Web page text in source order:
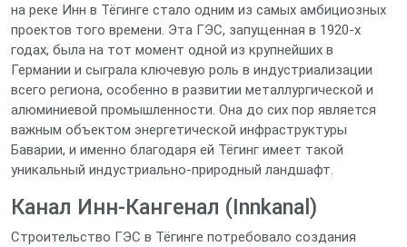
на реке Инн в Тёгинге стало одним из самых амбициозных
проектов того времени. Эта ГЭС, запущенная в 1920-х
годах, была на тот момент одной из крупнейших в
Германии и сыграла ключевую роль в индустриализации
всего региона, особенно в развитии металлургической и
алюминиевой промышленности. Она до сих пор является
важным объектом энергетической инфраструктуры
Баварии, и именно благодаря ей Тёгинг имеет такой
уникальный индустриально-природный ландшафт.
Канал Инн-Кангенал (Innkanal)
Строительство ГЭС в Тёгинге потребовало создания